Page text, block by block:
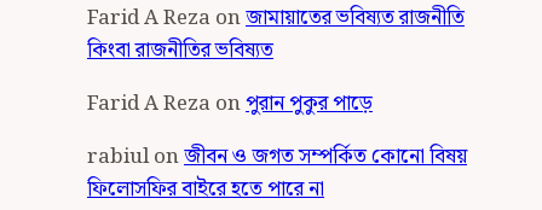
Farid A Reza onজামায়াতের ভবিষ্যত রাজনীতি
কিংবা রাজনীতির ভবিষ্যত
Farid A Reza onপুরান পুকুর পাড়ে
rabiulonজীবন ও জগত সম্পর্কিত কোনো বিষয়
ফিলোসফির বাইরে হতে পারে না